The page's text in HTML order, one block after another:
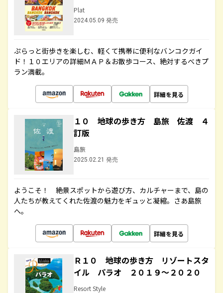
Plat
2024.05.09 発売
ぷらっと街歩きを楽しむ、軽くて携帯に便利なバンコクガイ
ド！１０エリアの詳細ＭＡＰ＆お散歩コース、絶対するべきプ
ラン満載。
詳細を見る
１０ 地球の歩き方 島旅 佐渡 ４
訂版
島旅
2025.02.21 発売
ようこそ！ 絶景スポットから遊び方、カルチャーまで、島の
人たちが教えてくれた佐渡の魅力をギュッと凝縮。さあ島旅
へ。
詳細を見る
Ｒ１０ 地球の歩き方 リゾートスタ
イル パラオ ２０１９～２０２０
Resort Style